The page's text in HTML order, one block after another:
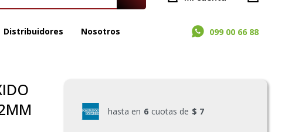
Distribuidores Nosotros 099 00 66 88
hasta en 6 cuotas de $ 7